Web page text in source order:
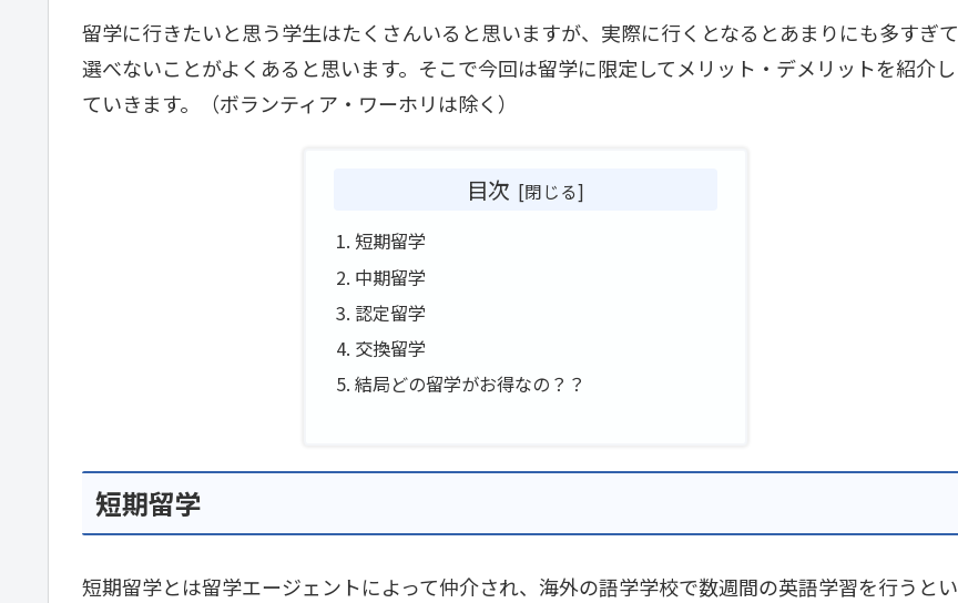
留学に行きたいと思う学生はたくさんいると思いますが、実際に行くとなるとあまりにも多すぎて
選べないことがよくあると思います。そこで今回は留学に限定してメリット・デメリットを紹介し
ていきます。（ボランティア・ワーホリは除く）
目次
短期留学
中期留学
認定留学
交換留学
結局どの留学がお得なの？？
短期留学
短期留学とは留学エージェントによって仲介され、海外の語学学校で数週間の英語学習を行うとい